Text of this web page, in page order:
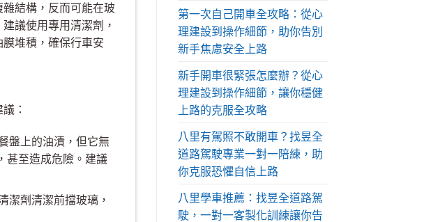
結構，反而可能在玻
議使用專用清潔劑，
堆積，確保行車安
：
盤上的油漬，但它無
甚至造成危險。建議
潔劑清潔前擋玻璃，
第一次自己開車全攻略：從心
理建設到操作細節，助你告別
新手焦慮安全上路
新手開車很緊張怎麼辦？從心
理建設到操作細節，讓你穩健
上路的克服全攻略
八里有駕照不敢開車？找昱全
道路駕駛專業一對一陪練，助
你克服恐懼自信上路
八里學車推薦：找昱全道路駕
駛，一對一客製化訓練讓你告